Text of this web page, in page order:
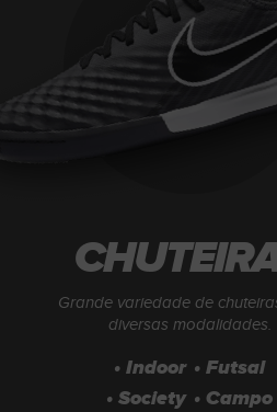
Grande variedade de
diversas modalidades.
• Indoor • Futsal
• Society • Campo